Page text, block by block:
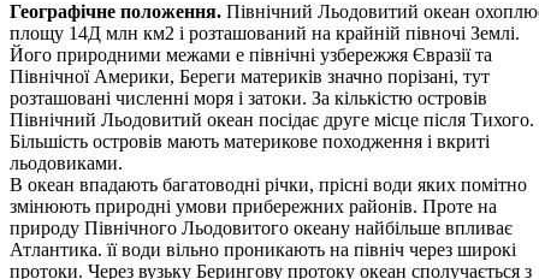
Географічне положення. Північний Льодовитий океан
площу 14Д млн км2 і розташований на крайній півночі Землі.
Його природними межами е північні узбережжя Євразії та
Північної Америки, Береги материків значно порізані, тут
розташовані численні моря і затоки. За кількістю островів
Північний Льодовитий океан посідає друге місце після Тихого.
Більшість островів мають материкове походження і вкриті
льодовиками.
В океан впадають багатоводні річки, прісні води яких помітно
змінюють природні умови прибережних районів. Проте на
природу Північного Льодовитого океану найбільше впливає
Атлантика. її во­ди вільно проникають на північ через широкі
протоки. Через вузьку Берингову протоку океан сполучається з